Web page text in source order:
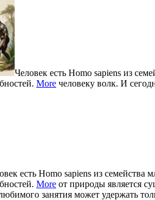
Человек есть Homo sapiens из
More человеку волк. И
есть Homo sapiens из
More от природы является
занятия может удержать